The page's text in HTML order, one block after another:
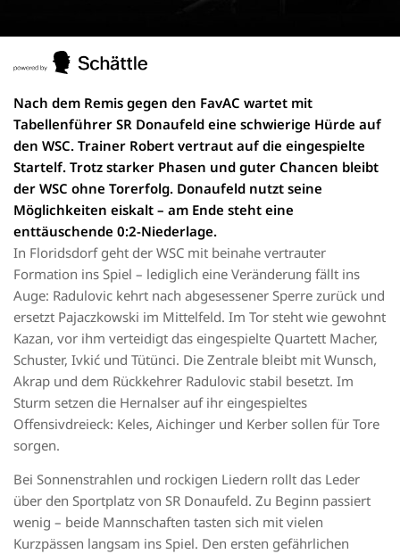
Nach dem Remis gegen den FavAC wartet mit
Tabellenführer SR Donaufeld eine schwierige Hürde auf
den WSC. Trainer Robert vertraut auf die eingespielte
Startelf. Trotz starker Phasen und guter Chancen bleibt
der WSC ohne Torerfolg. Donaufeld nutzt seine
Möglichkeiten eiskalt – am Ende steht eine
enttäuschende 0:2-Niederlage.
In Floridsdorf geht der WSC mit beinahe vertrauter
Formation ins Spiel – lediglich eine Veränderung fällt ins
Auge: Radulovic kehrt nach abgesessener Sperre zurück und
ersetzt Pajaczkowski im Mittelfeld. Im Tor steht wie gewohnt
Kazan, vor ihm verteidigt das eingespielte Quartett Macher,
Schuster, Ivkić und Tütünci. Die Zentrale bleibt mit Wunsch,
Akrap und dem Rückkehrer Radulovic stabil besetzt. Im
Sturm setzen die Hernalser auf ihr eingespieltes
Offensivdreieck: Keles, Aichinger und Kerber sollen für Tore
sorgen.
Bei Sonnenstrahlen und rockigen Liedern rollt das Leder
über den Sportplatz von SR Donaufeld. Zu Beginn passiert
wenig – beide Mannschaften tasten sich mit vielen
Kurzpässen langsam ins Spiel. Den ersten gefährlichen